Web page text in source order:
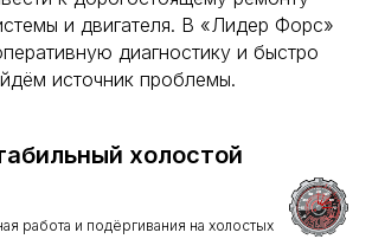
и двигателя. В «Лидер Форс»
диагностику и быстро
источник проблемы.
холостой
работа и подёргивания на холостых